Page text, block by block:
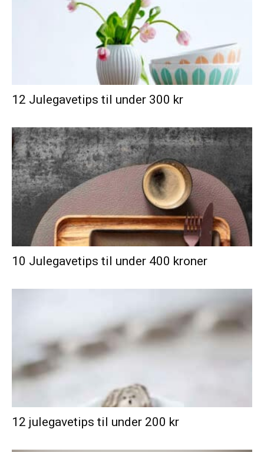
12 Julegavetips til under 300 kr
10 Julegavetips til under 400 kroner
12 julegavetips til under 200 kr